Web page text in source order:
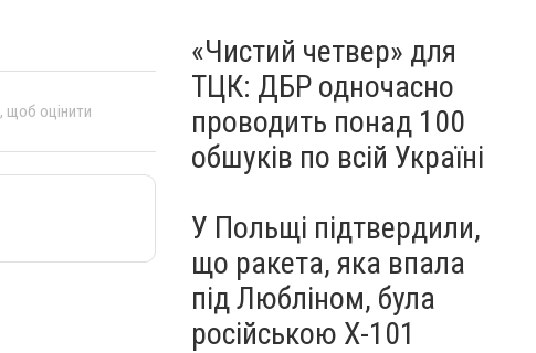
, щоб оцінити
«Чистий четвер» для
ТЦК: ДБР одночасно
проводить понад 100
обшуків по всій Україні
У Польщі підтвердили,
що ракета, яка впала
під Любліном, була
російською Х-101